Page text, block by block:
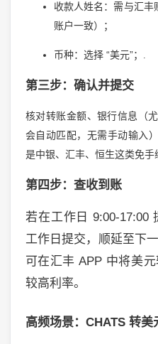
收款人姓名：需与汇丰
账户一致）；
币种：选择“美元”；.
第三步：确认并提交
核对转账金额、银行信息（
会自动匹配，无需手动输入
是中银、汇丰、恒生这类免手
第四步：查收到账
若在工作日 9:00-17:00
工作日提交，顺延至下
可在汇丰 APP 中将美
较高利率。
高频场景： CHATS 转美